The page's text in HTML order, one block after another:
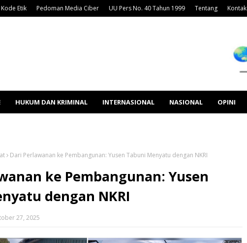
Kode Etik Pedoman Media Ciber UU Pers No. 40 Tahun 1999 Tentang Kontak
HUKUM DAN KRIMINAL INTERNASIONAL NASIONAL OPINI
Dari Perlawanan ke Pembangunan: Yusen Tabuni Menyatu dengan NKRI
ke Pembangunan: Yusen
dengan NKRI
27, 2025